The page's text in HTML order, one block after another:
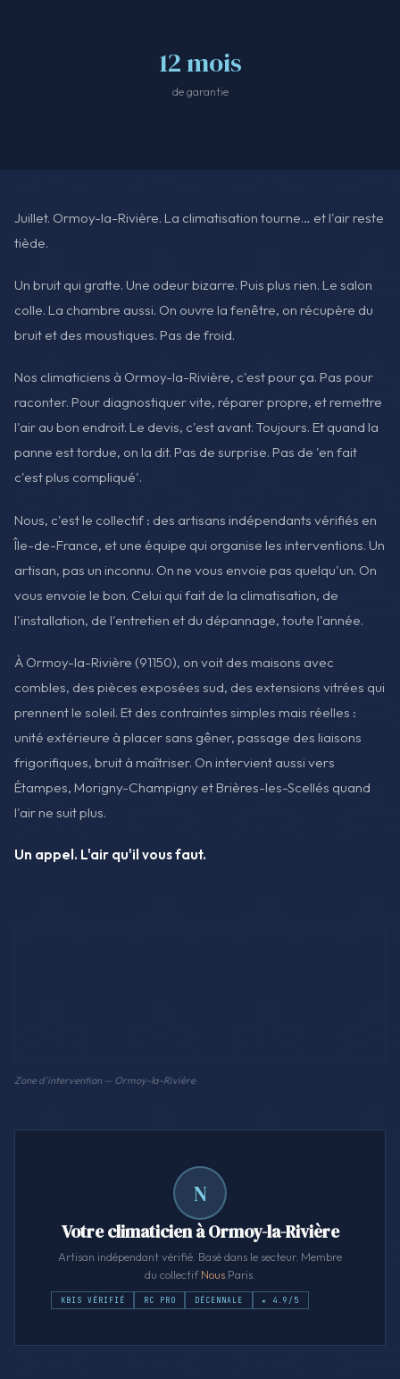
12 mois
de garantie
Juillet. Ormoy-la-Rivière. La climatisation tourne… et l'air reste
tiède.
Un bruit qui gratte. Une odeur bizarre. Puis plus rien. Le salon
colle. La chambre aussi. On ouvre la fenêtre, on récupère du
bruit et des moustiques. Pas de froid.
Nos climaticiens à Ormoy-la-Rivière, c'est pour ça. Pas pour
raconter. Pour diagnostiquer vite, réparer propre, et remettre
l'air au bon endroit. Le devis, c'est avant. Toujours. Et quand la
panne est tordue, on la dit. Pas de surprise. Pas de 'en fait
c'est plus compliqué'.
Nous, c'est le collectif : des artisans indépendants vérifiés en
Île-de-France, et une équipe qui organise les interventions. Un
artisan, pas un inconnu. On ne vous envoie pas quelqu'un. On
vous envoie le bon. Celui qui fait de la climatisation, de
l'installation, de l'entretien et du dépannage, toute l'année.
À Ormoy-la-Rivière (91150), on voit des maisons avec
combles, des pièces exposées sud, des extensions vitrées qui
prennent le soleil. Et des contraintes simples mais réelles :
unité extérieure à placer sans gêner, passage des liaisons
frigorifiques, bruit à maîtriser. On intervient aussi vers
Étampes, Morigny-Champigny et Brières-les-Scellés quand
l'air ne suit plus.
Un appel. L'air qu'il vous faut.
Zone d'intervention — Ormoy-la-Rivière
N
Votre climaticien à Ormoy-la-Rivière
Artisan indépendant vérifié. Basé dans le secteur. Membre
du collectifNous .Paris.
KBIS VÉRIFIÉ RC PRO DÉCENNALE ★ 4.9/5